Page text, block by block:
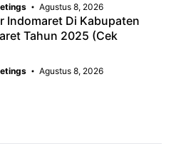
Agustus 8, 2026
Indomaret Di Kabupaten
Tahun 2025 (Cek
Agustus 8, 2026